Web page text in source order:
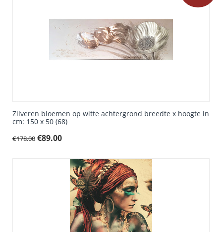
Zilveren bloemen op witte achtergrond breedte x hoogte in
cm: 150 x 50 (68)
€178.00 €89.00